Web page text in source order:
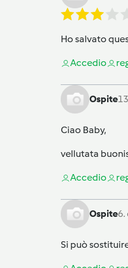
Ho salvato
Accedio
Ospite
Ciao Baby,
vellutata
Accedio
Ospite6.
Si può